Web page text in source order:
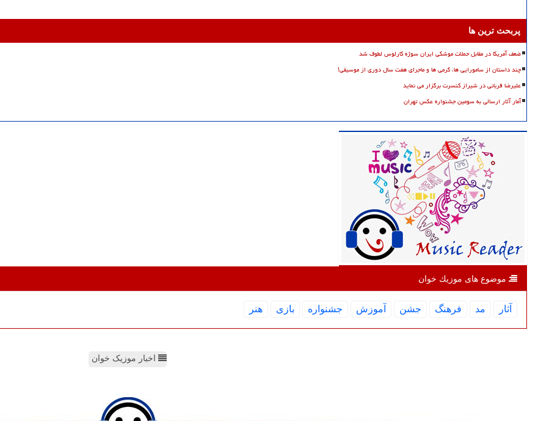
پربحث ترین ها
ضعف آمریکا در مقابل حملات موشکی ایران سوژه کارلوس لطوف شد
چند داستان از سامورایی ها، گرمی ها و ماجرای هفت سال دوری از موسیقی!
علیرضا قربانی در شیراز کنسرت برگزار می نماید
آمار آثار ارسالی به سومین جشنواره عکس تهران
موضوع های موزیك خوان
آثار مد فرهنگ جشن آموزش جشنواره بازی هنر
اخبار موزیک خوان